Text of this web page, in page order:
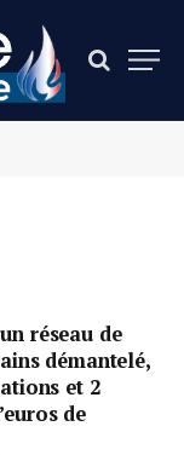
réseau de
démantelé,
et 2
de